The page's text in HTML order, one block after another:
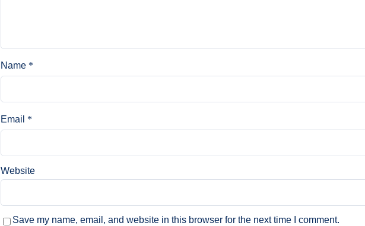
Name *
Email *
Website
Save my name, email, and website in this browser for the next time I comment.